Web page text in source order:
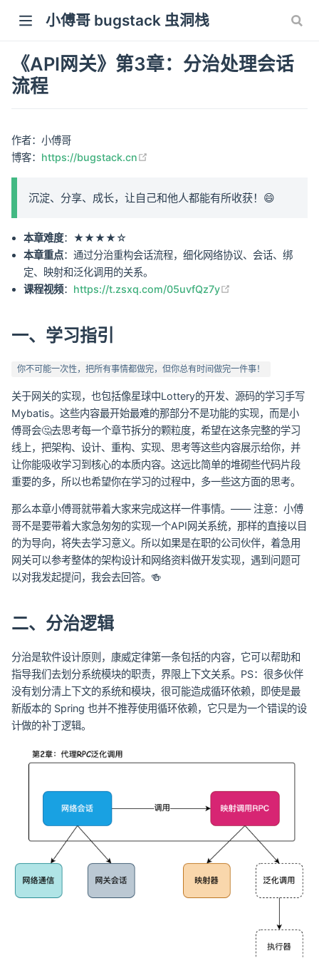
小傅哥 bugstack 虫洞栈
《API网关》第3章：分治处理会话
流程
作者：小傅哥
博客： https://bugstack.cn
沉淀、分享、成长，让自己和他人都能有所收获！😄
本章难度：★★★★☆
本章重点：通过分治重构会话流程，细化网络协议、会话、绑
定、映射和泛化调用的关系。
课程视频： https://t.zsxq.com/05uvfQz7y
一、学习指引
你不可能一次性，把所有事情都做完，但你总有时间做完一件事！
关于网关的实现，也包括像星球中Lottery的开发、源码的学习手写
Mybatis。这些内容最开始最难的那部分不是功能的实现，而是小
傅哥会🤔去思考每一个章节拆分的颗粒度，希望在这条完整的学习
线上，把架构、设计、重构、实现、思考等这些内容展示给你，并
让你能吸收学习到核心的本质内容。这远比简单的堆砌些代码片段
重要的多，所以也希望你在学习的过程中，多一些这方面的思考。
那么本章小傅哥就带着大家来完成这样一件事情。—— 注意：小傅
哥不是要带着大家急匆匆的实现一个API网关系统，那样的直接以目
的为导向，将失去学习意义。所以如果是在职的公司伙伴，着急用
网关可以参考整体的架构设计和网络资料做开发实现，遇到问题可
以对我发起提问，我会去回答。🍻
二、分治逻辑
分治是软件设计原则，康威定律第一条包括的内容，它可以帮助和
指导我们去划分系统模块的职责，界限上下文关系。PS：很多伙伴
没有划分清上下文的系统和模块，很可能造成循环依赖，即使是最
新版本的 Spring 也并不推荐使用循环依赖，它只是为一个错误的设
计做的补丁逻辑。